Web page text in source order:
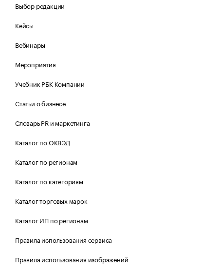
Выбор редакции
Кейсы
Вебинары
Мероприятия
Учебник РБК Компании
Статьи о бизнесе
Словарь PR и маркетинга
Каталог по ОКВЭД
Каталог по регионам
Каталог по категориям
Каталог торговых марок
Каталог ИП по регионам
Правила использования сервиса
Правила использования изображений